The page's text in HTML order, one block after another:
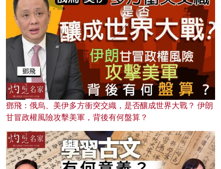
鄧飛：俄烏、美伊多方衝突交織，是否釀成世界大戰？ 伊朗
甘冒政權風險攻擊美軍，背後有何盤算？